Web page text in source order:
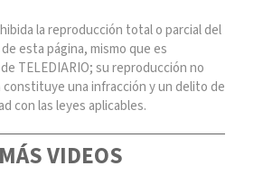
la reproducción total o parcial del
esta página, mismo que es
TELEDIARIO; su reproducción no
constituye una infracción y un delito de
con las leyes aplicables.
MÁS VIDEOS